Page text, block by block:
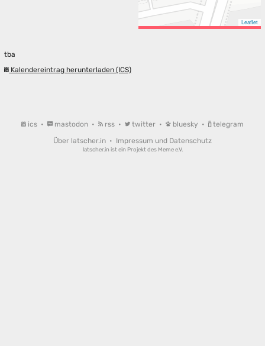
Leaflet
tba
Kalendereintrag herunterladen (ICS)
ics • mastodon • rss • twitter • bluesky •
telegram
Über latscher.in • Impressum und Datenschutz
latscher.in ist ein Projekt des Meme e.V.